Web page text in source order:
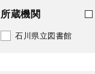
所蔵機関
石川県立図書館